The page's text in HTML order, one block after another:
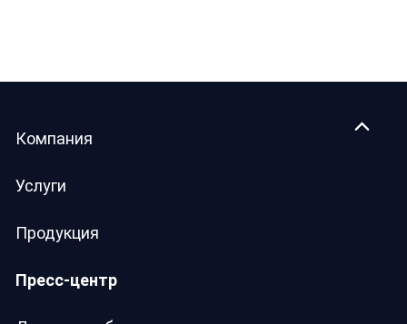
Компания
Услуги
Продукция
Пресс-центр